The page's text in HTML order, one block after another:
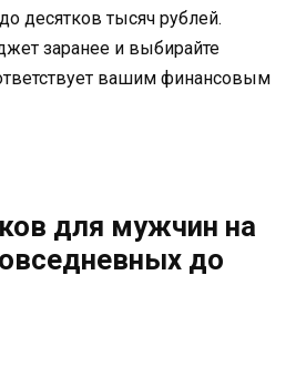
десятков тысяч рублей.
заранее и выбирайте
вашим финансовым
для мужчин на
до